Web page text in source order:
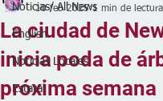
Noticias/ All News
English
Noticias Locales
Estatal
La ciudad de
inicia poda de
próxima semana
10 feb 2025 1 min de lectura